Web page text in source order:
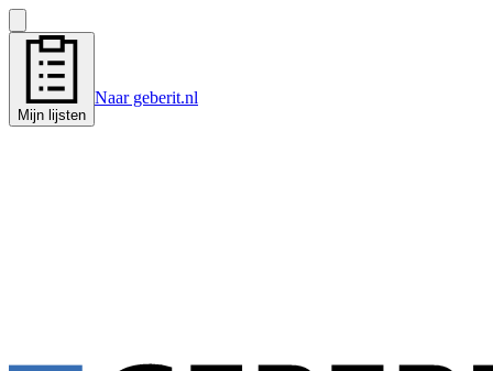
Mijn lijsten
Naar geberit.nl